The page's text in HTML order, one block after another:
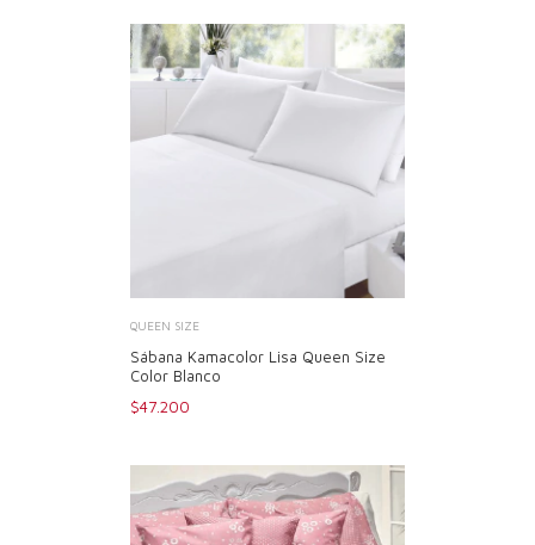
QUEEN SIZE
Sábana Kamacolor Lisa Queen Size
Color Blanco
$47.200